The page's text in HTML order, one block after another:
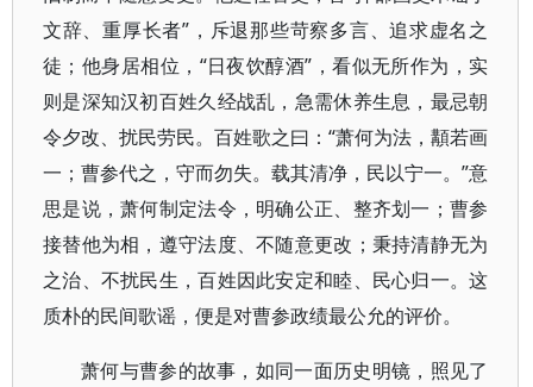
文辞、重厚长者”，斥退那些苛察多言、追求虚名之
徒；他身居相位，“日夜饮醇酒”，看似无所作为，实
则是深知汉初百姓久经战乱，急需休养生息，最忌朝
令夕改、扰民劳民。百姓歌之曰：“萧何为法，顜若画
一；曹参代之，守而勿失。载其清净，民以宁一。”意
思是说，萧何制定法令，明确公正、整齐划一；曹参
接替他为相，遵守法度、不随意更改；秉持清静无为
之治、不扰民生，百姓因此安定和睦、民心归一。这
质朴的民间歌谣，便是对曹参政绩最公允的评价。
萧何与曹参的故事，如同一面历史明镜，照见了